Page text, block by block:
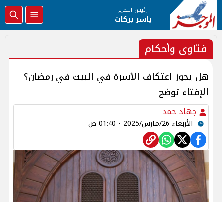
رئيس التحرير
ياسر بركات
فتاوى وأحكام
هل يجوز اعتكاف الأسرة في البيت في رمضان؟
الإفتاء توضح
جهاد حمد
الأربعاء 26/مارس/2025 - 01:40 ص